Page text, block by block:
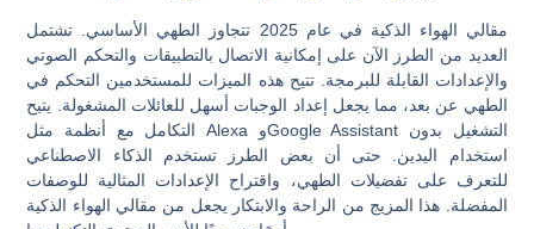
مقالي الهواء الذكية في عام 2025 تتجاوز الطهي الأساسي. تشتمل
العديد من الطرز الآن على إمكانية الاتصال بالتطبيقات والتحكم الصوتي
والإعدادات القابلة للبرمجة. تتيح هذه الميزات للمستخدمين التحكم في
الطهي عن بعد، مما يجعل إعداد الوجبات أسهل للعائلات المشغولة. يتيح
التكامل مع أنظمة مثل Alexa وGoogle Assistant التشغيل بدون
استخدام اليدين. حتى أن بعض الطرز تستخدم الذكاء الاصطناعي
للتعرف على تفضيلات الطهي، واقتراح الإعدادات المثالية للوصفات
المفضلة. هذا المزيج من الراحة والابتكار يجعل من مقالي الهواء الذكية